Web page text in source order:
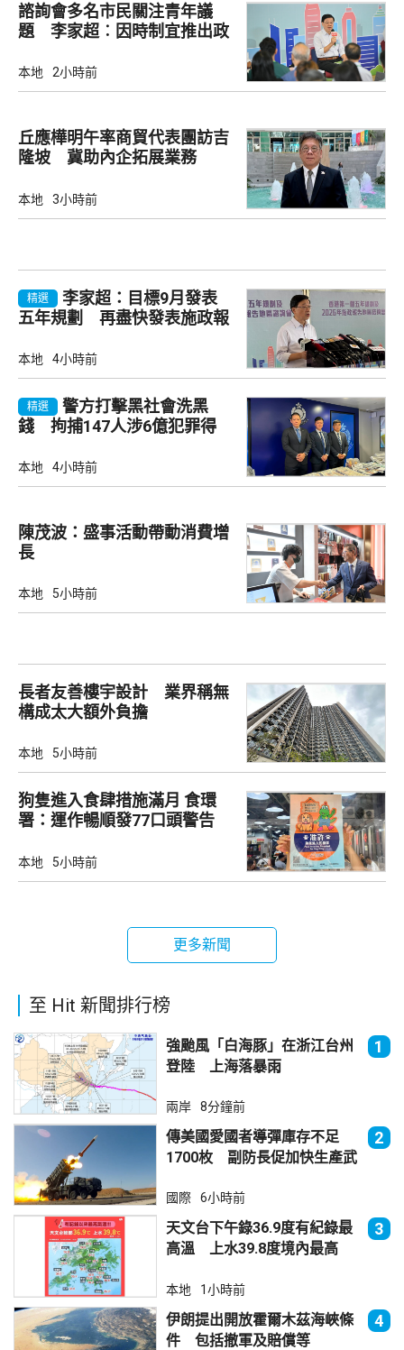
諮詢會多名市民關注青年議
題 李家超︰因時制宜推出政
本地 2小時前
丘應樺明午率商貿代表團訪吉
隆坡 冀助內企拓展業務
本地 3小時前
精選
李家超：目標9月發表
五年規劃 再盡快發表施政報
本地 4小時前
精選
警方打擊黑社會洗黑
錢 拘捕147人涉6億犯罪得
本地 4小時前
陳茂波：盛事活動帶動消費增
長
本地 5小時前
長者友善樓宇設計 業界稱無
構成太大額外負擔
本地 5小時前
狗隻進入食肆措施滿月 食環
署：運作暢順發77口頭警告
本地 5小時前
更多新聞
至 Hit 新聞排行榜
強颱風「白海豚」在浙江台州
登陸 上海落暴雨
1
兩岸 8分鐘前
傳美國愛國者導彈庫存不足
1700枚 副防長促加快生產武
2
國際 6小時前
天文台下午錄36.9度有紀錄最
高溫 上水39.8度境內最高
3
本地 1小時前
伊朗提出開放霍爾木茲海峽條
件 包括撤軍及賠償等
4